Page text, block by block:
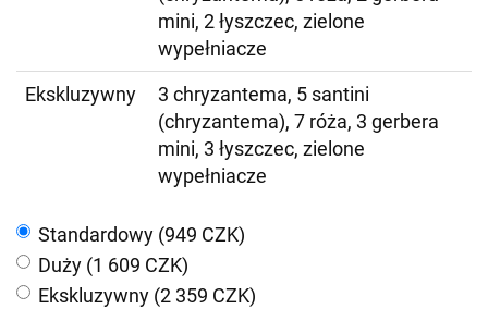
mini, 2 łyszczec, zielone
wypełniacze
Ekskluzywny
3 chryzantema, 5 santini
(chryzantema), 7 róża, 3 gerbera
mini, 3 łyszczec, zielone
wypełniacze
Standardowy (949 CZK)
Duży (1 609 CZK)
Ekskluzywny (2 359 CZK)